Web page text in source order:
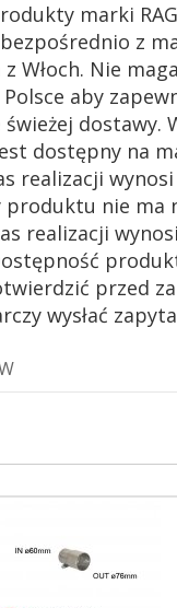
marki
bezpośrednio z
Włoch. Nie
aby
dostawy.
dostępny na
realizacji
produktu nie ma
realizacji
przed
wysłać